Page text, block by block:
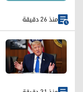
منذ 26 دقيقة